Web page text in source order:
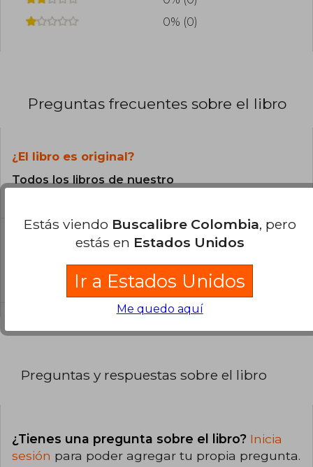
0% (0)
Preguntas frecuentes sobre el libro
¿El libro es original?
Todos los libros de nuestro
¿Cuál es la encuadernación de este libro?
La encuadernación de esta edición es Tapa
Preguntas y respuestas sobre el libro
¿Tienes una pregunta sobre el libro? Inicia
sesión para poder agregar tu propia pregunta.
Estás viendo Buscalibre Colombia, pero
estás en Estados Unidos
Ir a Estados Unidos
Me quedo aquí